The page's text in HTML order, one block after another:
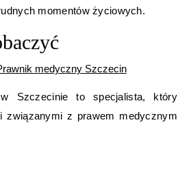
momentów życiowych.
medyczny Szczecin
Szczecinie to specjalista, który
związanymi z prawem medycznym